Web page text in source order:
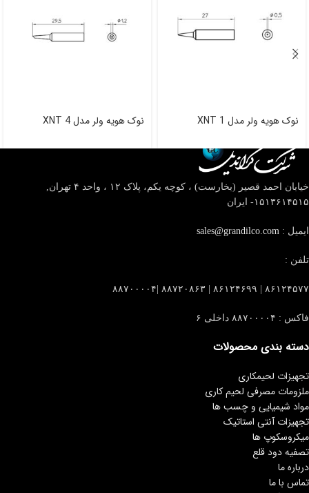
نوک هویه ولر مدل XNT 1 نوک هویه ولر مدل XNT 4
خیابان احمد قصیر (بخارست) ، کوچه یکم، پلاک ۱۲ ، واحد ۴
تهران,
۱۵۱۳۶۱۴۵۱۵- ایران
ایمیل : sales@grandilco.com
تلفن :
۸۶۱۲۴۵۷۷ | ۸۶۱۲۴۶۹۹ | ۸۸۷۲۰۸۶۳ |۸۸۷۰۰۰۰۴
فاکس : ۸۸۷۰۰۰۰۴ داخلی ۶
دسته بندی محصولات
تجهیزات لحیمکاری
ملزومات مصرفی لحیم کاری
مواد شیمیایی و چسب ها
تجهیزات آنتی استاتیک
میکروسکوپ ها
تصفیه دود قلع
درباره ما
تماس با ما